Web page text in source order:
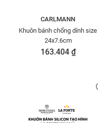
CARLMANN
Khuôn bánh chống dính size
24x7.6cm
163.404 ₫